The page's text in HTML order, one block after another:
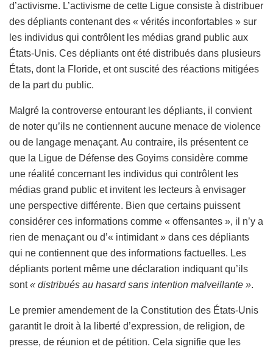
d’activisme. L’activisme de cette Ligue consiste à distribuer
des dépliants contenant des « vérités inconfortables » sur
les individus qui contrôlent les médias grand public aux
États-Unis. Ces dépliants ont été distribués dans plusieurs
États, dont la Floride, et ont suscité des réactions mitigées
de la part du public.
Malgré la controverse entourant les dépliants, il convient
de noter qu’ils ne contiennent aucune menace de violence
ou de langage menaçant. Au contraire, ils présentent ce
que la Ligue de Défense des Goyims considère comme
une réalité concernant les individus qui contrôlent les
médias grand public et invitent les lecteurs à envisager
une perspective différente. Bien que certains puissent
considérer ces informations comme « offensantes », il n’y a
rien de menaçant ou d’« intimidant » dans ces dépliants
qui ne contiennent que des informations factuelles. Les
dépliants portent même une déclaration indiquant qu’ils
sont« distribués au hasard sans intention malveillante ».
Le premier amendement de la Constitution des États-Unis
garantit le droit à la liberté d’expression, de religion, de
presse, de réunion et de pétition. Cela signifie que les